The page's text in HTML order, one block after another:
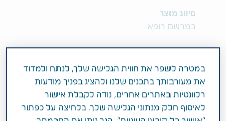
סיווג מוצר
במרשם רופא
12.5MG CARVEDILOL
תחום טיפול
מחלות לב וכלי דם
במטרה לשפר את חווית הגלישה שלך, לנתח ולמדוד
את מעורבותך בתכנים שלנו ולהציג בפניך מודעות
רלוונטיות באתרים אחרים, נודה לקבלת אישור
לאיסוף חלק מנתוני הגלישה שלך. בלחיצה על כפתור